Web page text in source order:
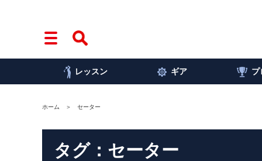
レッスン ギア プ
ホーム セーター
タグ：セーター